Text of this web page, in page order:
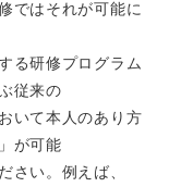
ではそれが可能に
る研修プログラム
従来の
いて本人のあり方
が可能
さい。例えば、